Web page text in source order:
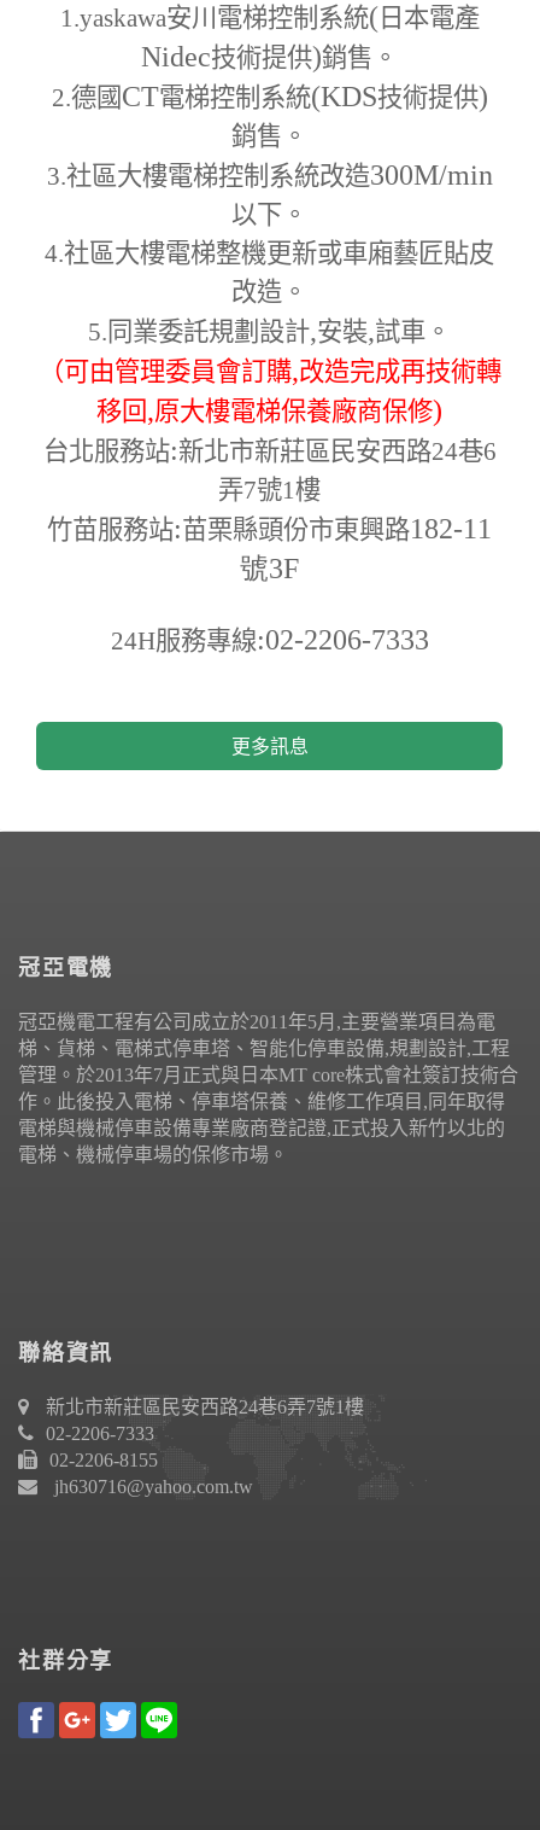
1.yaskawa安川電梯控制系統( 日本電產
Nidec技術提供)銷售。
2.德國 CT電梯控制系統(KDS技術提供)
銷售。
3.社區大樓電梯控制系統改造300M/min
以下。
4.社區大樓電梯整機更新或車廂藝匠貼皮
改造。
5. 同業委託規劃設計,安裝,試車。
（可由管理委員會訂購,改造完成再技術轉
移回,原大樓電梯保養廠商保修)
台北服務站:新北市新莊區民安西路24巷6
弄7號1樓
竹苗服務站:苗栗縣頭份市東興路182-11
號3F
24H服務專線:02-2206-7333
更多訊息
冠亞電機
冠亞機電工程有公司成立於2011年5月,主要營業項目為電
梯、貨梯、電梯式停車塔、智能化停車設備,規劃設計,工程
管理。於2013年7月正式與日本MT core株式會社簽訂技術合
作。此後投入電梯、停車塔保養、維修工作項目,同年取得
電梯與機械停車設備專業廠商登記證,正式投入新竹以北的
電梯、機械停車場的保修市場。
聯絡資訊
新北市新莊區民安西路24巷6弄7號1樓
02-2206-7333
02-2206-8155
jh630716@yahoo.com.tw
社群分享